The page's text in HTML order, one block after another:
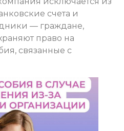
счета и
— граждане,
право на
связанные с